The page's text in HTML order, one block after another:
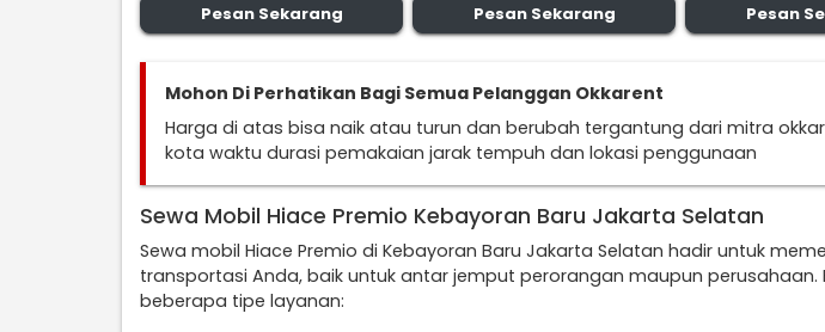
Pesan Sekarang Pesan Sekarang Pesan
Mohon Di Perhatikan Bagi Semua Pelanggan Okkarent
Harga di atas bisa naik atau turun dan berubah tergantung dari mitra
kota waktu durasi pemakaian jarak tempuh dan lokasi penggunaan
Sewa Mobil Hiace Premio Kebayoran Baru Jakarta Selatan
Sewa mobil Hiace Premio di Kebayoran Baru Jakarta Selatan hadir untuk
transportasi Anda, baik untuk antar jemput perorangan maupun perusahaan.
beberapa tipe layanan: